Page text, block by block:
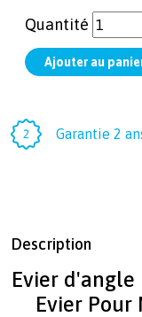
Quantité
Garantie 2
Description
Evier d'angle
Evier Pour